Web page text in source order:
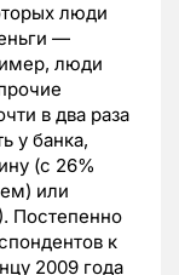
люди
—
люди
в два раза
у банка,
(с 26%
или
Постепенно
к
2009 года